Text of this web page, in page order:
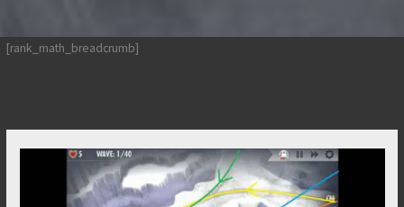
[rank_math_breadcrumb]